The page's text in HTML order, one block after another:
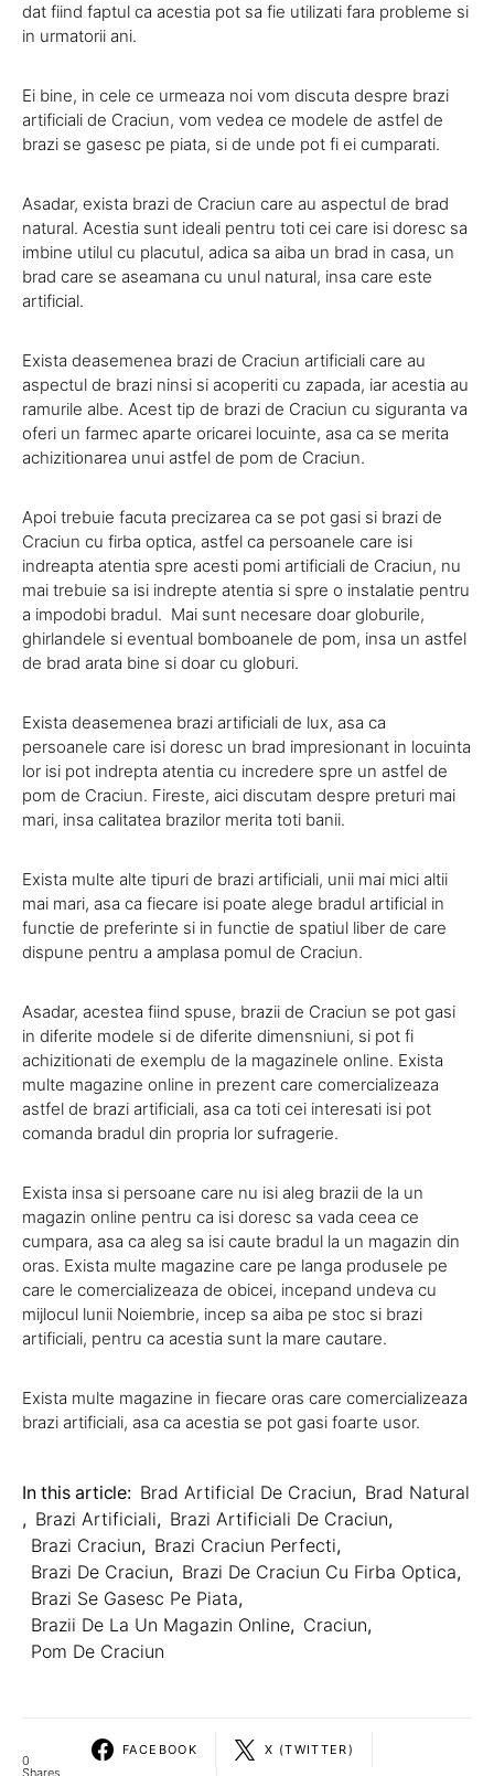
dat fiind faptul ca acestia pot sa fie utilizati fara probleme si
in urmatorii ani.
Ei bine, in cele ce urmeaza noi vom discuta despre brazi
artificiali de Craciun, vom vedea ce modele de astfel de
brazi se gasesc pe piata, si de unde pot fi ei cumparati.
Asadar, exista brazi de Craciun care au aspectul de brad
natural. Acestia sunt ideali pentru toti cei care isi doresc sa
imbine utilul cu placutul, adica sa aiba un brad in casa, un
brad care se aseamana cu unul natural, insa care este
artificial.
Exista deasemenea brazi de Craciun artificiali care au
aspectul de brazi ninsi si acoperiti cu zapada, iar acestia au
ramurile albe. Acest tip de brazi de Craciun cu siguranta va
oferi un farmec aparte oricarei locuinte, asa ca se merita
achizitionarea unui astfel de pom de Craciun.
Apoi trebuie facuta precizarea ca se pot gasi si brazi de
Craciun cu firba optica, astfel ca persoanele care isi
indreapta atentia spre acesti pomi artificiali de Craciun, nu
mai trebuie sa isi indrepte atentia si spre o instalatie pentru
a impodobi bradul. Mai sunt necesare doar globurile,
ghirlandele si eventual bomboanele de pom, insa un astfel
de brad arata bine si doar cu globuri.
Exista deasemenea brazi artificiali de lux, asa ca
persoanele care isi doresc un brad impresionant in locuinta
lor isi pot indrepta atentia cu incredere spre un astfel de
pom de Craciun. Fireste, aici discutam despre preturi mai
mari, insa calitatea brazilor merita toti banii.
Exista multe alte tipuri de brazi artificiali, unii mai mici altii
mai mari, asa ca fiecare isi poate alege bradul artificial in
functie de preferinte si in functie de spatiul liber de care
dispune pentru a amplasa pomul de Craciun.
Asadar, acestea fiind spuse, brazii de Craciun se pot gasi
in diferite modele si de diferite dimensniuni, si pot fi
achizitionati de exemplu de la magazinele online. Exista
multe magazine online in prezent care comercializeaza
astfel de brazi artificiali, asa ca toti cei interesati isi pot
comanda bradul din propria lor sufragerie.
Exista insa si persoane care nu isi aleg brazii de la un
magazin online pentru ca isi doresc sa vada ceea ce
cumpara, asa ca aleg sa isi caute bradul la un magazin din
oras. Exista multe magazine care pe langa produsele pe
care le comercializeaza de obicei, incepand undeva cu
mijlocul lunii Noiembrie, incep sa aiba pe stoc si brazi
artificiali, pentru ca acestia sunt la mare cautare.
Exista multe magazine in fiecare oras care comercializeaza
brazi artificiali, asa ca acestia se pot gasi foarte usor.
In this article: Brad Artificial De Craciun, Brad Natural
, Brazi Artificiali, Brazi Artificiali De Craciun,
Brazi Craciun, Brazi Craciun Perfecti,
Brazi De Craciun, Brazi De Craciun Cu Firba Optica,
Brazi Se Gasesc Pe Piata,
Brazii De La Un Magazin Online, Craciun,
Pom De Craciun
0
FACEBOOK X (TWITTER)